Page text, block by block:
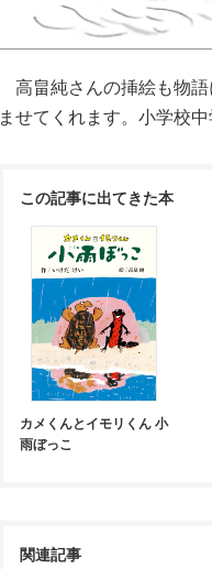
高畠純さんの挿絵も物
ませてくれます。小学校
この記事に出てきた本
カメくんとイモリくん 小
雨ぼっこ
関連記事